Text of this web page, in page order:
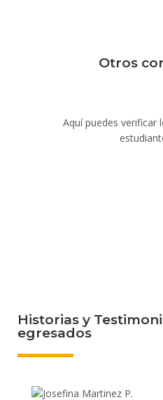
Otros
Aquí puedes verificar
Historias y
egresados